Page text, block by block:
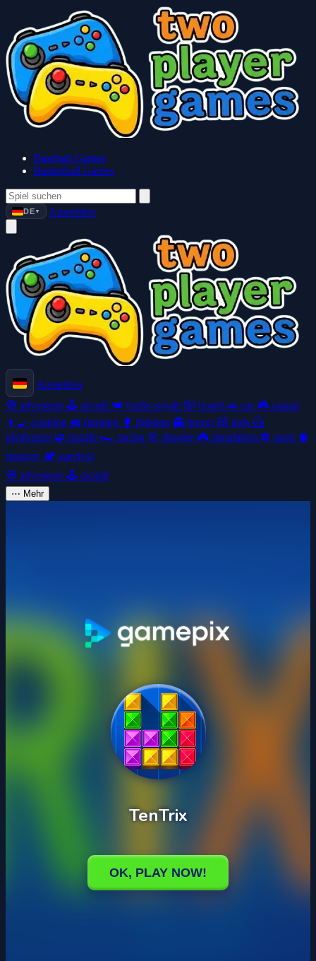
Baseball Games
Basketball Games
DE ▼ Anmelden
Anmelden
🧭 adventure 🕹️ arcade 👑 battle-royale 🎲 board 🚗 car 🎮 casual
👩‍🍳 cooking 🚜 farming 🥊 fighting 👻 horror🧸 kids 🦸
platformer 🧩 puzzle 🏎️ racing 🎯 shooter 🎮 simulation ⚽ sport 🧠
strategy 🏕️ survival
🧭 adventure 🕹️ arcade
⋯ Mehr